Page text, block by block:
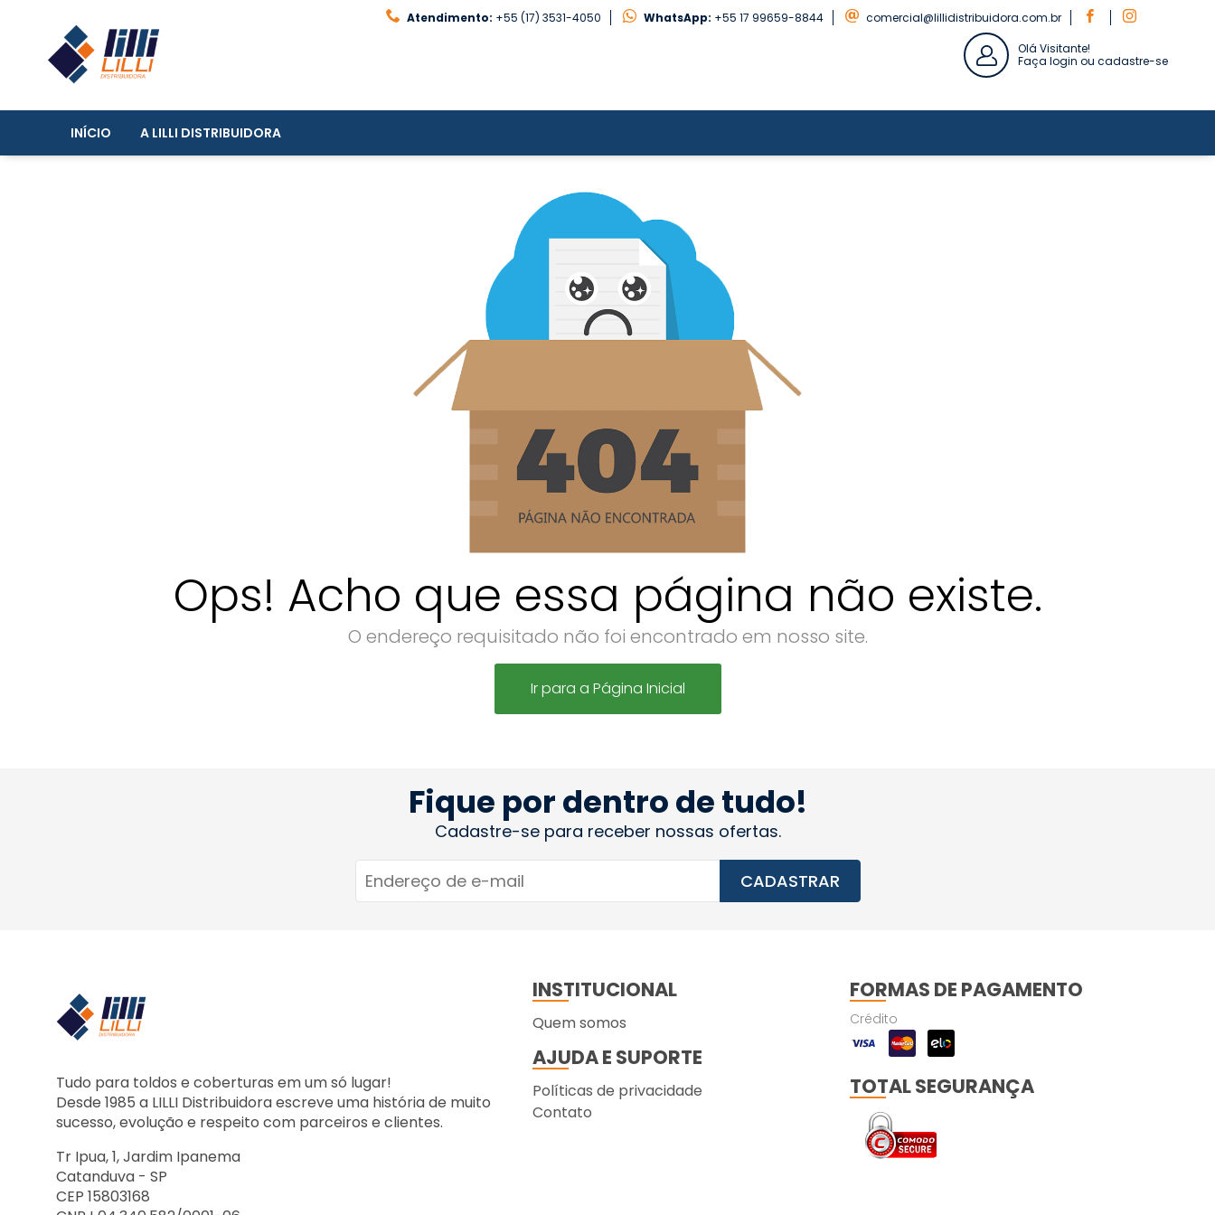
Atendimento: +55 (17) 3531-4050 WhatsApp: +55 17 99659-8844
comercial@lillidistribuidora.com.br
Olá Visitante!
Faça login ou cadastre-se
INÍCIO A LILLI DISTRIBUIDORA
Ops! Acho que essa página não existe.
O endereço requisitado não foi encontrado em nosso site.
Ir para a Página Inicial
Fique por dentro de tudo!
Cadastre-se para receber nossas ofertas.
CADASTRAR
Tudo para toldos e coberturas em um só lugar!
Desde 1985 a LILLI Distribuidora escreve uma história de muito
sucesso, evolução e respeito com parceiros e clientes.
Tr Ipua, 1, Jardim Ipanema
Catanduva - SP
CEP 15803168
INSTITUCIONAL
Quem somos
AJUDA E SUPORTE
Políticas de privacidade
Contato
FORMAS DE PAGAMENTO
Crédito
TOTAL SEGURANÇA